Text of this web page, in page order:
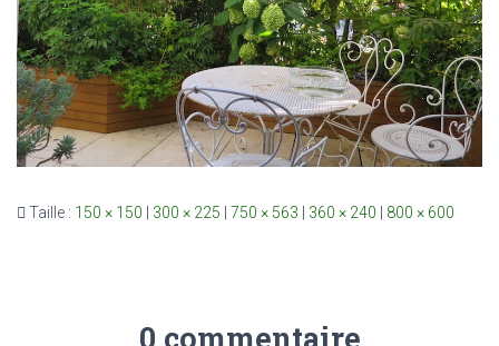
Taille : 150 × 150 | 300 × 225 | 750 × 563 | 360 × 240 | 800 × 600
0 commentaire